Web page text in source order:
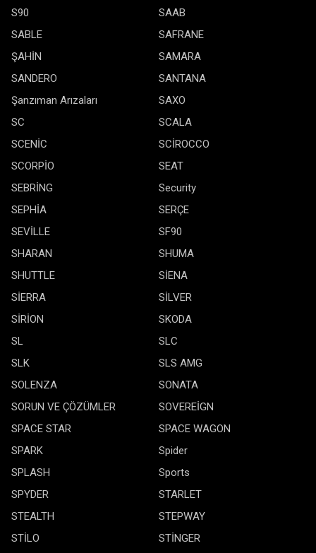
S90
SAAB
SABLE
SAFRANE
ŞAHİN
SAMARA
SANDERO
SANTANA
Şanzıman Arızaları
SAXO
SC
SCALA
SCENİC
SCİROCCO
SCORPİO
SEAT
SEBRİNG
Security
SEPHİA
SERÇE
SEVİLLE
SF90
SHARAN
SHUMA
SHUTTLE
SİENA
SİERRA
SİLVER
SİRİON
SKODA
SL
SLC
SLK
SLS AMG
SOLENZA
SONATA
SORUN VE ÇÖZÜMLER
SOVEREİGN
SPACE STAR
SPACE WAGON
SPARK
Spider
SPLASH
Sports
SPYDER
STARLET
STEALTH
STEPWAY
STİLO
STİNGER